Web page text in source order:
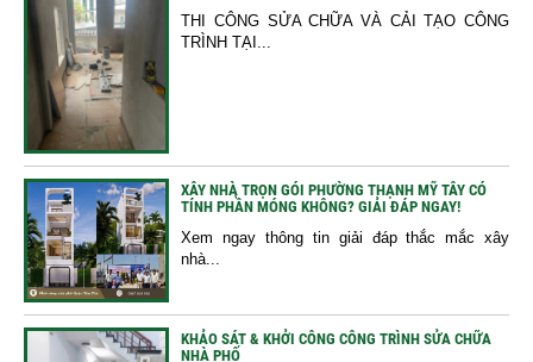
THI CÔNG SỬA CHỮA VÀ CẢI TẠO CÔNG
TRÌNH TẠI...
XÂY NHÀ TRỌN GÓI PHƯỜNG THẠNH MỸ TÂY CÓ
TÍNH PHẦN MÓNG KHÔNG? GIẢI ĐÁP NGAY!
Xem ngay thông tin giải đáp thắc mắc xây
nhà...
KHẢO SÁT & KHỞI CÔNG CÔNG TRÌNH SỬA CHỮA
NHÀ PHỐ